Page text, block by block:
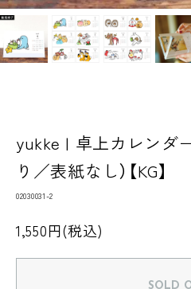
yukke | 卓上カレンダ
り／表紙なし）【KG】
02030031-2
1,550円(税込)
SOLD